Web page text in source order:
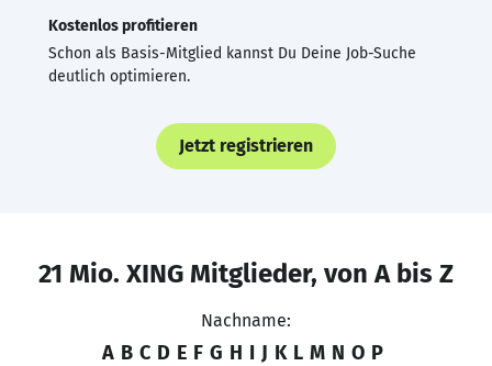
Kostenlos profitieren
Schon als Basis-Mitglied kannst Du Deine Job-Suche
deutlich optimieren.
Jetzt registrieren
21 Mio. XING Mitglieder, von A bis Z
Nachname:
A B C D E F G H I J K L M N O P